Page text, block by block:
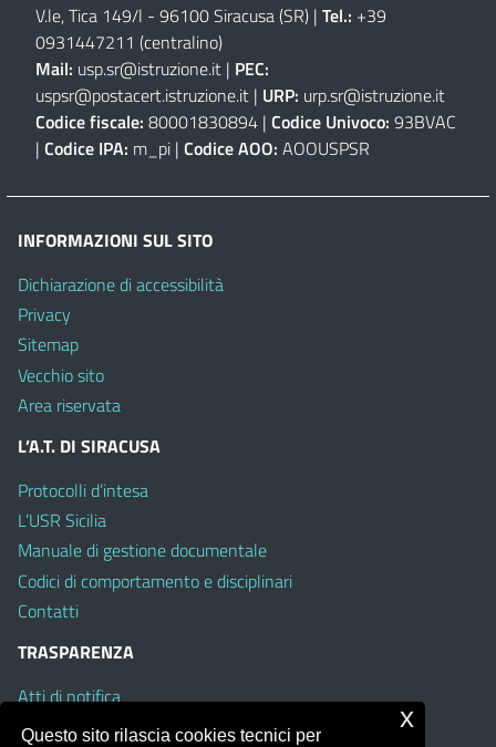
V.le, Tica 149/l - 96100 Siracusa (SR) | Tel.: +39
0931447211 (centralino)
Mail: usp.sr@istruzione.it | PEC:
uspsr@postacert.istruzione.it | URP: urp.sr@istruzione.it
Codice fiscale: 80001830894 | Codice Univoco: 93BVAC
| Codice IPA: m_pi | Codice AOO: AOOUSPSR
INFORMAZIONI SUL SITO
Dichiarazione di accessibilità
Privacy
Sitemap
Vecchio sito
Area riservata
L’A.T. DI SIRACUSA
Protocolli d’intesa
L’USR Sicilia
Manuale di gestione documentale
Codici di comportamento e disciplinari
Contatti
TRASPARENZA
Atti di notifica
Albo on line
Questo sito rilascia cookies tecnici per
x